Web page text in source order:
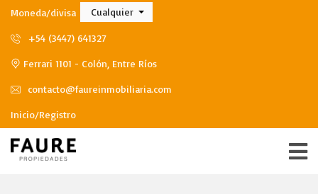
Moneda/divisa Cualquier
+54 (3447) 641327
Ferrari 1101 - Colón, Entre Ríos
contacto@faureinmobiliaria.com
Inicio/Registro